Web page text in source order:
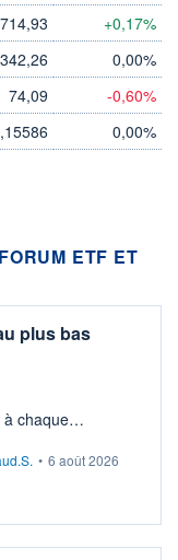
+0,17%
0,00%
74,09 -0,60%
0,00%
ETF ET
plus bas
chaque
retraite.
• 6 août 2026